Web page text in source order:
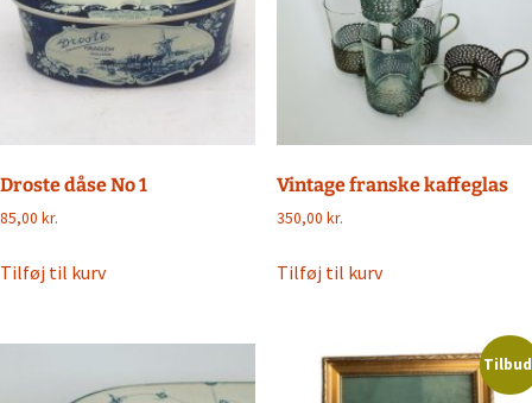
Droste dåse No 1
85,00 kr.
Tilføj til kurv
Vintage franske kaffeglas
350,00 kr.
Tilføj til kurv